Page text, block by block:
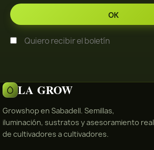
Quiero recibir el boletín
LA GROW
Growshop en Sabadell. Semillas,
iluminación, sustratos y asesoramiento real
de cultivadores a cultivadores.